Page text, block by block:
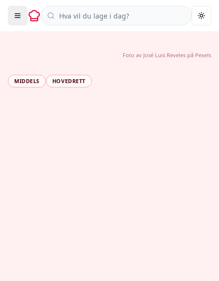
Søk i oppskrifter
MIDDELS HOVEDRETT
Foto av José Luis Reveles på Pexels